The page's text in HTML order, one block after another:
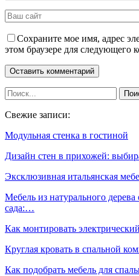
Сохраните мое имя, адрес
этом браузере для следующего
Свежие записи:
Модульная стенка в гостиной
Дизайн стен в прихожей:
Эксклюзивная итальянская
Мебель из натурального
сада:…
Как монтировать
Круглая кровать в спальной
Как подобрать мебель для